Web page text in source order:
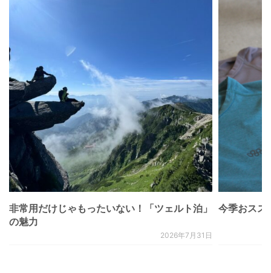
非常用だけじゃもったいない！「ツェルト泊」
の魅力
2026年7月31日
今季おスス